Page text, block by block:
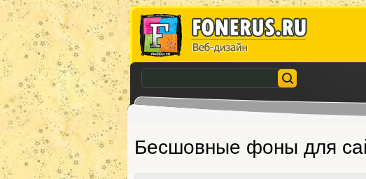
Бесшовные фоны для